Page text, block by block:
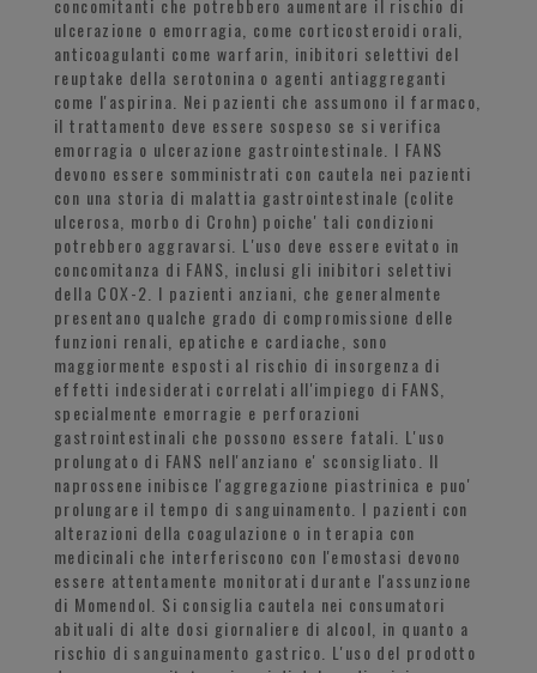
concomitanti che potrebbero aumentare il rischio di
ulcerazione o emorragia, come corticosteroidi orali,
anticoagulanti come warfarin, inibitori selettivi del
reuptake della serotonina o agenti antiaggreganti
come l'aspirina. Nei pazienti che assumono il farmaco,
il trattamento deve essere sospeso se si verifica
emorragia o ulcerazione gastrointestinale. I FANS
devono essere somministrati con cautela nei pazienti
con una storia di malattia gastrointestinale (colite
ulcerosa, morbo di Crohn) poiche' tali condizioni
potrebbero aggravarsi. L'uso deve essere evitato in
concomitanza di FANS, inclusi gli inibitori selettivi
della COX-2. I pazienti anziani, che generalmente
presentano qualche grado di compromissione delle
funzioni renali, epatiche e cardiache, sono
maggiormente esposti al rischio di insorgenza di
effetti indesiderati correlati all'impiego di FANS,
specialmente emorragie e perforazioni
gastrointestinali che possono essere fatali. L'uso
prolungato di FANS nell'anziano e' sconsigliato. Il
naprossene inibisce l'aggregazione piastrinica e puo'
prolungare il tempo di sanguinamento. I pazienti con
alterazioni della coagulazione o in terapia con
medicinali che interferiscono con l'emostasi devono
essere attentamente monitorati durante l'assunzione
di Momendol. Si consiglia cautela nei consumatori
abituali di alte dosi giornaliere di alcool, in quanto a
rischio di sanguinamento gastrico. L'uso del prodotto